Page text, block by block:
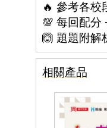
🔥 參考各校
💯 每回配分
🙆 題題附解
相關產品